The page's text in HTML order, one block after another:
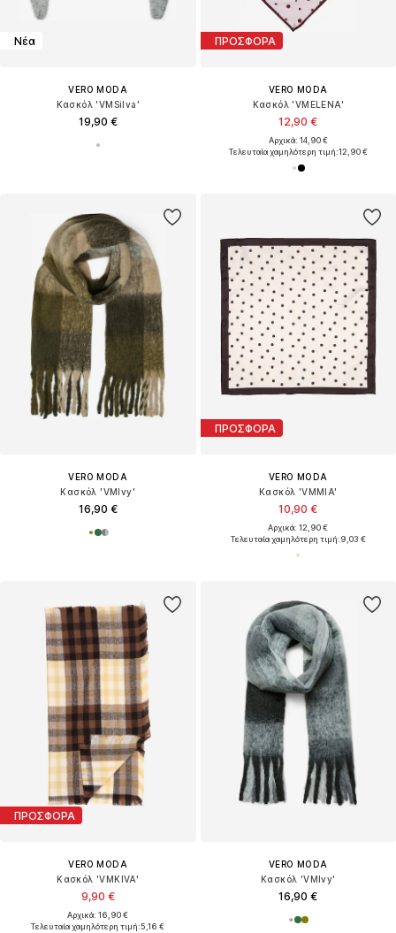
Νέα
VERO MODA
Κασκόλ 'VMSilva'
19,90 €
ΠΡΟΣΦΟΡΑ
VERO MODA
Κασκόλ 'VMELENA'
12,90 €
Αρχικά: 14,90 €
Τελευταία χαμηλότερη τιμή:12,90 €
VERO MODA
Κασκόλ 'VMIvy'
16,90 €
ΠΡΟΣΦΟΡΑ
VERO MODA
Κασκόλ 'VMMIA'
10,90 €
Αρχικά: 12,90 €
Τελευταία χαμηλότερη τιμή:9,03 €
ΠΡΟΣΦΟΡΑ
VERO MODA
Κασκόλ 'VMKIVA'
9,90 €
Αρχικά: 16,90 €
Τελευταία χαμηλότερη τιμή:5,16 €
VERO MODA
Κασκόλ 'VMIvy'
16,90 €